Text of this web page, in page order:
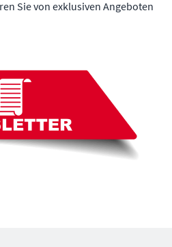
Sie von exklusiven Angeboten